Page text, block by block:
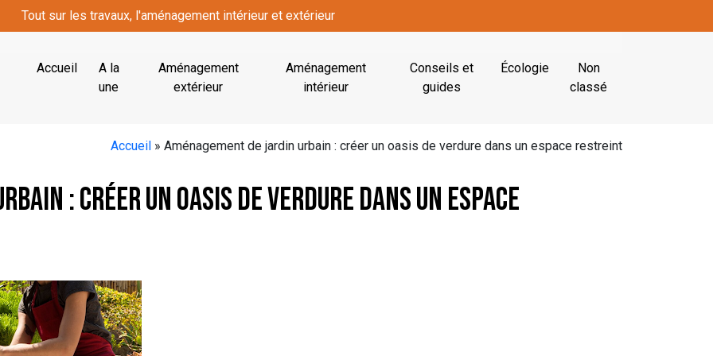
Tout sur les travaux, l'aménagement intérieur et extérieur
Accueil
A la
une
Aménagement
extérieur
Aménagement
intérieur
Conseils et
guides
Écologie
Non
classé
Accueil » Aménagement de jardin urbain : créer un oasis de verdure dans un espace restreint
: créer un oasis de verdure dans un espace